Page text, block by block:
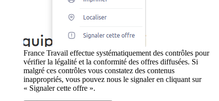
France Travail effectue systématiquement des contrôles pour
vérifier la légalité et la conformité des offres diffusées. Si
malgré ces contrôles vous constatez des contenus
inappropriés, vous pouvez nous le signaler en cliquant sur
« Signaler cette offre ».